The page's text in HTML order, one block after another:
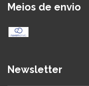
Meios de envio
Newsletter